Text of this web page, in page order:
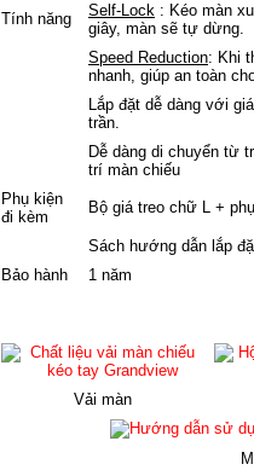
Tính năng Self-Lock : Kéo màn
giây, màn sẽ tự dừng.
Speed Reduction: Khi
nhanh, giúp an toàn
Lắp đặt dễ dàng với
trần.
Dễ dàng di chuyển từ
trí màn chiếu
Phụ kiện
đi kèm
Bộ giá treo chữ L +
Sách hướng dẫn lắp
Bảo hành
1 năm
Vải màn